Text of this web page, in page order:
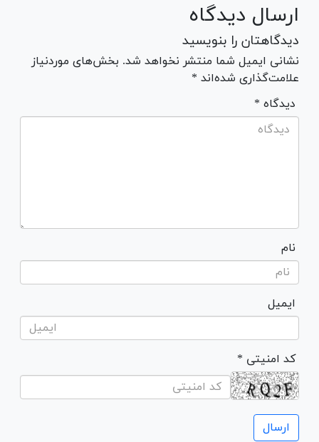
ارسال دیدگاه
دیدگاهتان را بنویسید
نشانی ایمیل شما منتشر نخواهد شد. بخش‌های موردنیاز
علامت‌گذاری شده‌اند *
* دیدگاه
نام
ایمیل
* کد امنیتی